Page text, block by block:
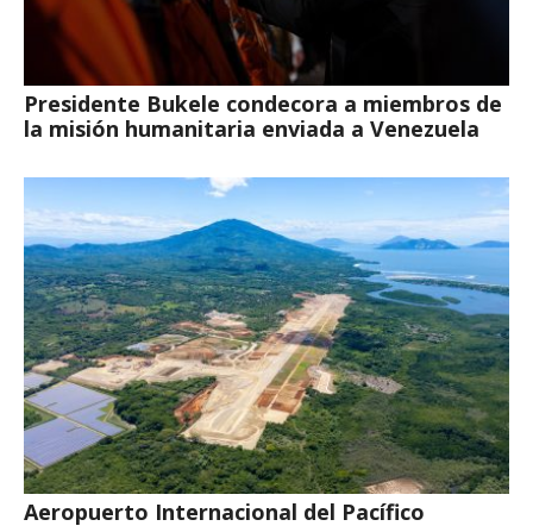
Presidente Bukele condecora a miembros de
la misión humanitaria enviada a Venezuela
Aeropuerto Internacional del Pacífico